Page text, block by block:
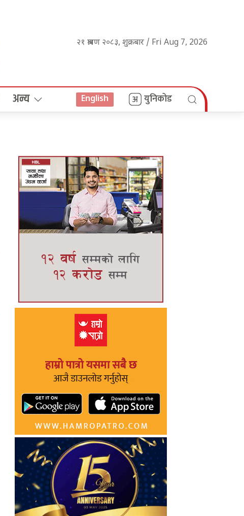
२१ श्रावण २०८३, शुक्रबार / Fri Aug 7, 2026
अन्य English युनिकोड